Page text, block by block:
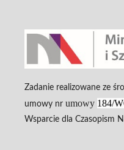
Zadanie realizowane ze
umowy nr umowy 184/
Wsparcie dla Czasopism